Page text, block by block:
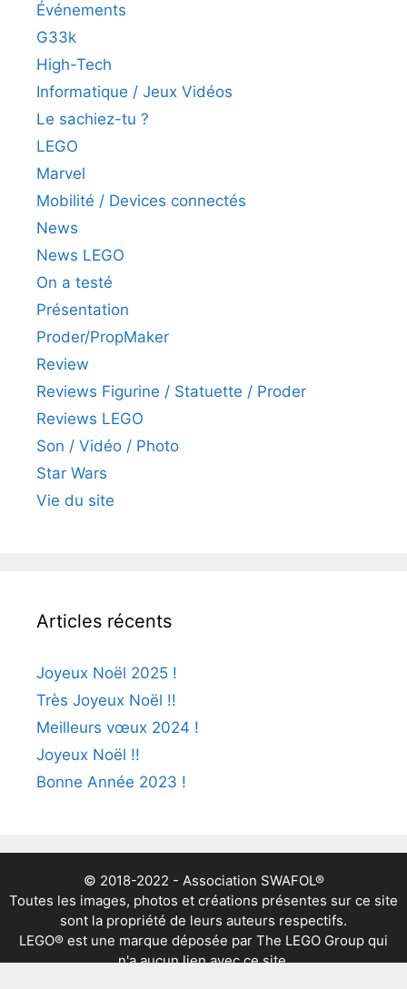
Événements
G33k
High-Tech
Informatique / Jeux Vidéos
Le sachiez-tu ?
LEGO
Marvel
Mobilité / Devices connectés
News
News LEGO
On a testé
Présentation
Proder/PropMaker
Review
Reviews Figurine / Statuette / Proder
Reviews LEGO
Son / Vidéo / Photo
Star Wars
Vie du site
Articles récents
Joyeux Noël 2025 !
Très Joyeux Noël !!
Meilleurs vœux 2024 !
Joyeux Noël !!
Bonne Année 2023 !
© 2018-2022 - Association SWAFOL®
Toutes les images, photos et créations présentes sur ce site
sont la propriété de leurs auteurs respectifs.
LEGO® est une marque déposée par The LEGO Group qui
n'a aucun lien avec ce site.